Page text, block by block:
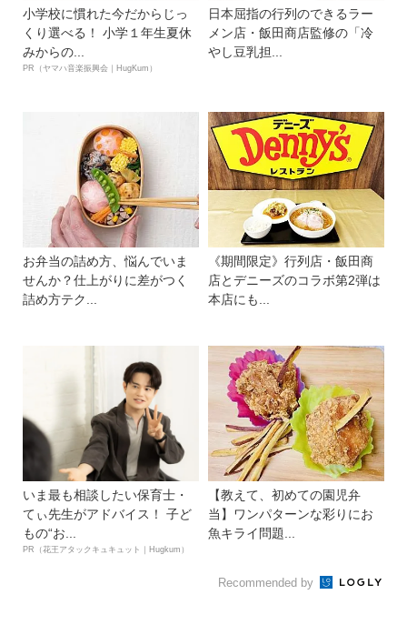
小学校に慣れた今だからじっ
くり選べる！ 小学１年生夏休
みからの...
PR（ヤマハ音楽振興会｜HugKum）
日本屈指の行列のできるラー
メン店・飯田商店監修の「冷
やし豆乳担...
お弁当の詰め方、悩んでいま
せんか？仕上がりに差がつく
詰め方テク...
《期間限定》行列店・飯田商
店とデニーズのコラボ第2弾は
本店にも...
いま最も相談したい保育士・
てぃ先生がアドバイス！ 子ど
もの“お...
PR（花王アタックキュキュット｜Hugkum）
【教えて、初めての園児弁
当】ワンパターンな彩りにお
魚キライ問題...
Recommended by